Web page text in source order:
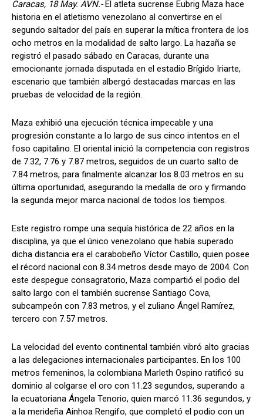
Caracas, 18 May. AVN.-El atleta sucrense Eubrig Maza hace
historia en el atletismo venezolano al convertirse en el
segundo saltador del país en superar la mítica frontera de los
ocho metros en la modalidad de salto largo. La hazaña se
registró el pasado sábado en Caracas, durante una
emocionante jornada disputada en el estadio Brígido Iriarte,
escenario que también albergó destacadas marcas en las
pruebas de velocidad de la región.
Maza exhibió una ejecución técnica impecable y una
progresión constante a lo largo de sus cinco intentos en el
foso capitalino. El oriental inició la competencia con registros
de 7.32, 7.76 y 7.87 metros, seguidos de un cuarto salto de
7.84 metros, para finalmente alcanzar los 8.03 metros en su
última oportunidad, asegurando la medalla de oro y firmando
la segunda mejor marca nacional de todos los tiempos.
Este registro rompe una sequía histórica de 22 años en la
disciplina, ya que el único venezolano que había superado
dicha distancia era el carabobeño Víctor Castillo, quien posee
el récord nacional con 8.34 metros desde mayo de 2004. Con
este despegue consagratorio, Maza compartió el podio del
salto largo con el también sucrense Santiago Cova,
subcampeón con 7.83 metros, y el zuliano Ángel Ramírez,
tercero con 7.57 metros.
La velocidad del evento continental también vibró alto gracias
a las delegaciones internacionales participantes. En los 100
metros femeninos, la colombiana Marleth Ospino ratificó su
dominio al colgarse el oro con 11.23 segundos, superando a
la ecuatoriana Ángela Tenorio, quien marcó 11.36 segundos, y
a la merideña Ainhoa Rengifo, que completó el podio con un